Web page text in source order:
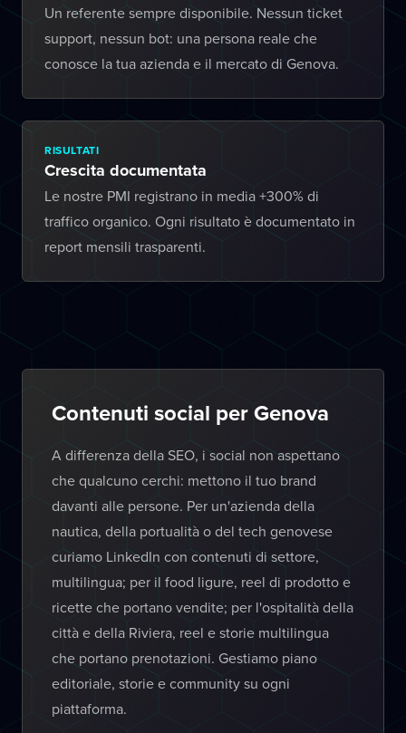
Un referente sempre disponibile. Nessun ticket
support, nessun bot: una persona reale che
conosce la tua azienda e il mercato di Genova.
RISULTATI
Crescita documentata
Le nostre PMI registrano in media +300% di
traffico organico. Ogni risultato è documentato in
report mensili trasparenti.
Contenuti social per Genova
A differenza della SEO, i social non aspettano
che qualcuno cerchi: mettono il tuo brand
davanti alle persone. Per un'azienda della
nautica, della portualità o del tech genovese
curiamo LinkedIn con contenuti di settore,
multilingua; per il food ligure, reel di prodotto e
ricette che portano vendite; per l'ospitalità della
città e della Riviera, reel e storie multilingua
che portano prenotazioni. Gestiamo piano
editoriale, storie e community su ogni
piattaforma.